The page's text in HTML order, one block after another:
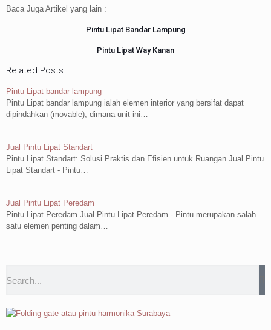
Baca Juga Artikel yang lain :
Pintu Lipat Bandar Lampung
Pintu Lipat Way Kanan
Related Posts
Pintu Lipat bandar lampung
Pintu Lipat bandar lampung ialah elemen interior yang bersifat dapat
dipindahkan (movable), dimana unit ini…
Jual Pintu Lipat Standart
Pintu Lipat Standart: Solusi Praktis dan Efisien untuk Ruangan Jual Pintu
Lipat Standart - Pintu…
Jual Pintu Lipat Peredam
Pintu Lipat Peredam Jual Pintu Lipat Peredam - Pintu merupakan salah
satu elemen penting dalam…